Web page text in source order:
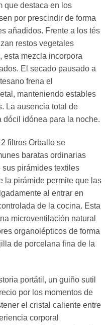
que destaca en los
por prescindir de forma
añadidos. Frente a los tés
restos vegetales
esta mezcla incorpora
El secado pausado a
frena el
manteniendo estables
La ausencia total de
dócil idónea para la noche.
filtros Orballo se
baratas ordinarias
pirámides textiles
la pirámide permite que las
al entrar en
de la cocina. Esta
microventilación natural
organolépticos de forma
de porcelana fina de la
portátil, un guiño sutil
por los momentos de
el cristal caliente entre
corporal